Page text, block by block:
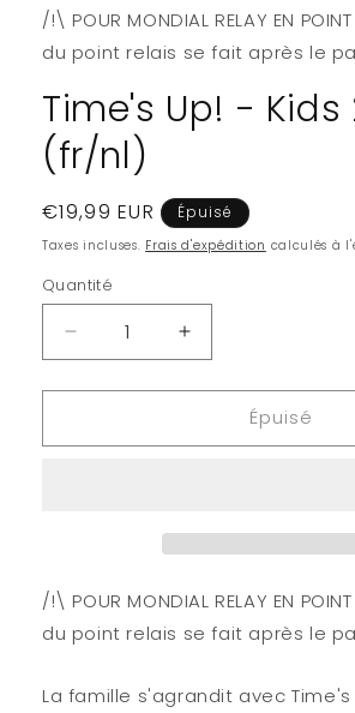
/!\ POUR MONDIAL RELAY EN
du point relais se fait après le
Time's Up! - Kids
(fr/nl)
Prix
habituel
€19,99 EUR Épuisé
Taxes incluses. Frais d'expédition calculés à
Quantité
Quantité
Réduire
la
quantité
Time&#39;s
(fr/nl)
Augmenter
la
quantité
Time&#39;s
(fr/nl)
Épuisé
/!\ POUR MONDIAL RELAY EN
du point relais se fait après le
La famille s'agrandit avec Time's